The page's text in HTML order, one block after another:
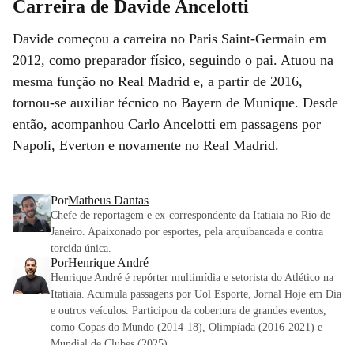
Carreira de Davide Ancelotti
Davide começou a carreira no Paris Saint-Germain em
2012, como preparador físico, seguindo o pai. Atuou na
mesma função no Real Madrid e, a partir de 2016,
tornou-se auxiliar técnico no Bayern de Munique. Desde
então, acompanhou Carlo Ancelotti em passagens por
Napoli, Everton e novamente no Real Madrid.
PorMatheus Dantas
Chefe de reportagem e ex-correspondente da Itatiaia no Rio de
Janeiro. Apaixonado por esportes, pela arquibancada e contra
torcida única.
PorHenrique André
Henrique André é repórter multimídia e setorista do Atlético na
Itatiaia. Acumula passagens por Uol Esporte, Jornal Hoje em Dia
e outros veículos. Participou da cobertura de grandes eventos,
como Copas do Mundo (2014-18), Olimpíada (2016-2021) e